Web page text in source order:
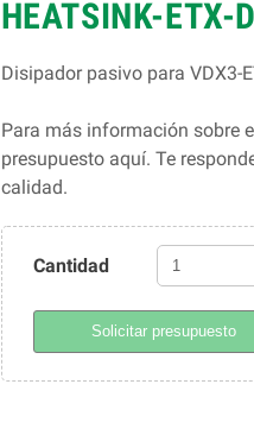
HEATSINK-ETX-
Disipador pasivo para VDX3-
Para más información sobre
presupuesto aquí. Te
calidad.
Cantidad
Solicitar presupuesto